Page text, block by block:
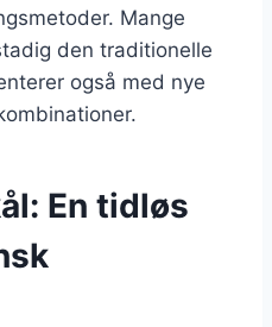
Mange
den traditionelle
også med nye
En tidløs